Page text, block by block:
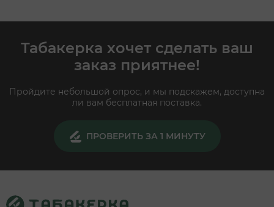
Табакерка хочет сделать ваш
заказ приятнее!
Пройдите небольшой опрос, и мы подскажем, доступна
ли вам бесплатная поставка.
ПРОВЕРИТЬ ЗА 1 МИНУТУ